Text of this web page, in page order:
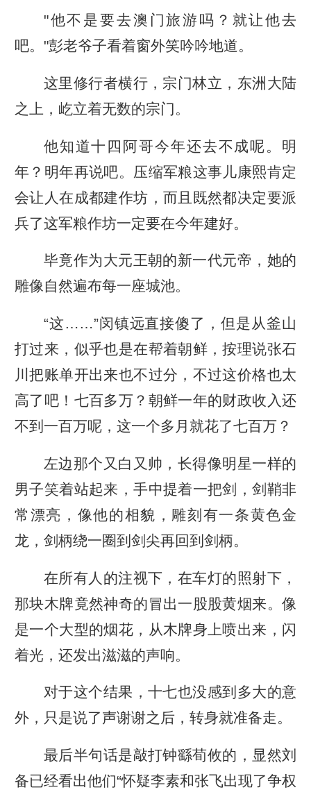
"他不是要去澳门旅游吗？就让他去
吧。"彭老爷子看着窗外笑吟吟地道。
这里修行者横行，宗门林立，东洲大陆
之上，屹立着无数的宗门。
他知道十四阿哥今年还去不成呢。明
年？明年再说吧。压缩军粮这事儿康熙肯定
会让人在成都建作坊，而且既然都决定要派
兵了这军粮作坊一定要在今年建好。
毕竟作为大元王朝的新一代元帝，她的
雕像自然遍布每一座城池。
“这……”闵镇远直接傻了，但是从釜山
打过来，似乎也是在帮着朝鲜，按理说张石
川把账单开出来也不过分，不过这价格也太
高了吧！七百多万？朝鲜一年的财政收入还
不到一百万呢，这一个多月就花了七百万？
左边那个又白又帅，长得像明星一样的
男子笑着站起来，手中提着一把剑，剑鞘非
常漂亮，像他的相貌，雕刻有一条黄色金
龙，剑柄绕一圈到剑尖再回到剑柄。
在所有人的注视下，在车灯的照射下，
那块木牌竟然神奇的冒出一股股黄烟来。像
是一个大型的烟花，从木牌身上喷出来，闪
着光，还发出滋滋的声响。
对于这个结果，十七也没感到多大的意
外，只是说了声谢谢之后，转身就准备走。
最后半句话是敲打钟繇荀攸的，显然刘
备已经看出他们“怀疑李素和张飞出现了争权